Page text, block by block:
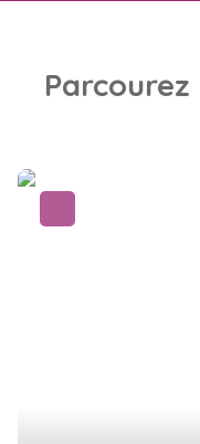
Parcourez